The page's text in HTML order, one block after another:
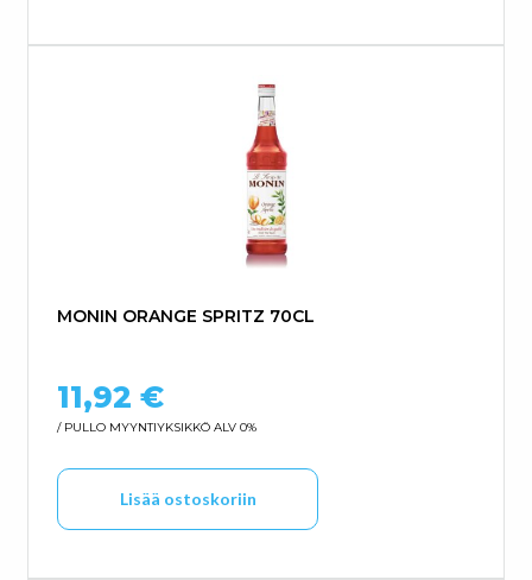
MONIN ORANGE SPRITZ 70CL
11,92 €
/ PULLO MYYNTIYKSIKKÖ ALV 0%
Lisää ostoskoriin